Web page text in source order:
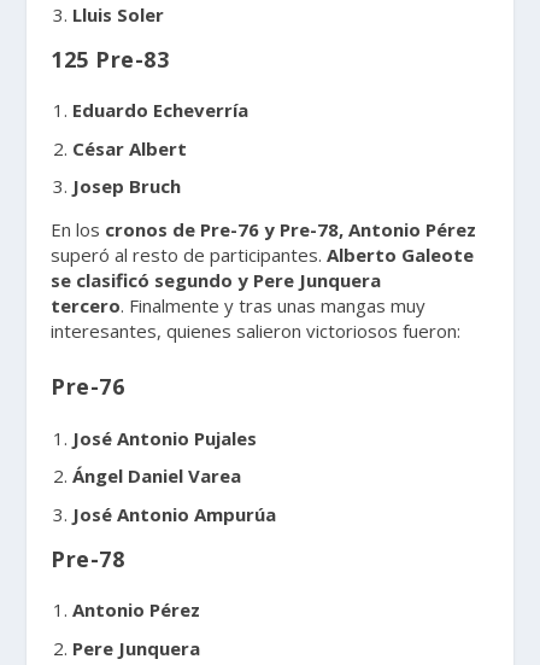
Lluis Soler
125 Pre-83
Eduardo Echeverría
César Albert
Josep Bruch
En los cronos de Pre-76 y Pre-78, Antonio Pérez
superó al resto de participantes. Alberto Galeote
se clasificó segundo y Pere Junquera
tercero. Finalmente y tras unas mangas muy
interesantes, quienes salieron victoriosos fueron:
Pre-76
José Antonio Pujales
Ángel Daniel Varea
José Antonio Ampurúa
Pre-78
Antonio Pérez
Pere Junquera